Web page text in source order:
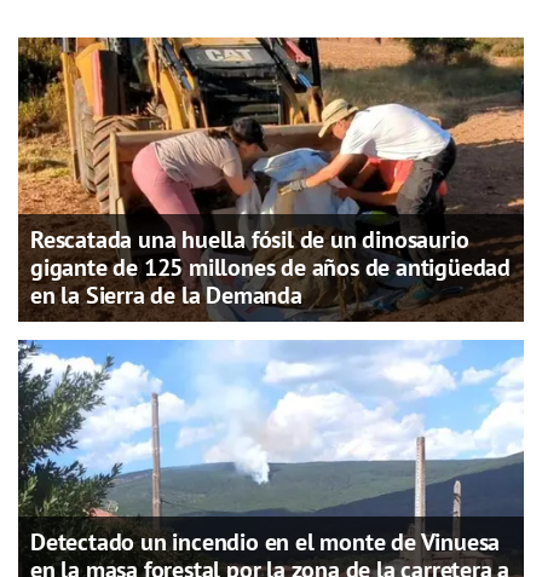
Rescatada una huella fósil de un dinosaurio
gigante de 125 millones de años de antigüedad
en la Sierra de la Demanda
Detectado un incendio en el monte de Vinuesa
en la masa forestal por la zona de la carretera a